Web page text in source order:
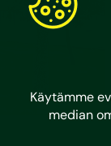
Käytämme
median